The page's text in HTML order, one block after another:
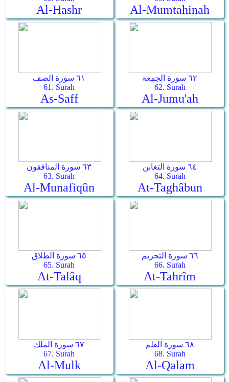
Al-Hashr Al-Mumtahinah
٦١ سورة الصف
61. Surah
As-Saff
٦٢ سورة الجمعة
62. Surah
Al-Jumu'ah
٦٣ سورة المنافقون
63. Surah
Al-Munafiqûn
٦٤ سورة التغابن
64. Surah
At-Taghâbun
٦٥ سورة الطلاق
65. Surah
At-Talâq
٦٦ سورة التحريم
66. Surah
At-Tahrîm
٦٧ سورة الملك
67. Surah
Al-Mulk
٦٨ سورة القلم
68. Surah
Al-Qalam